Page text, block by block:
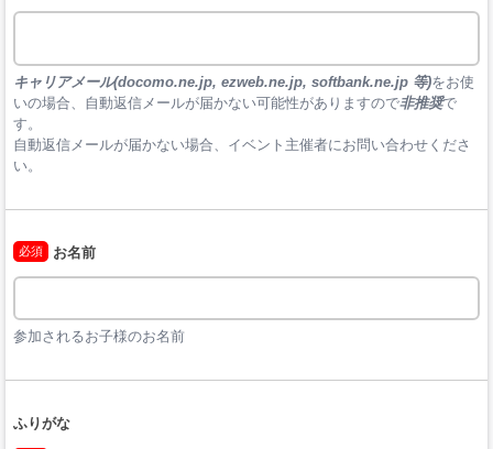
キャリアメール(docomo.ne.jp, ezweb.ne.jp, softbank.ne.jp 等)をお使
いの場合、自動返信メールが届かない可能性がありますので非推奨で
す。
自動返信メールが届かない場合、イベント主催者にお問い合わせくださ
い。
必須 お名前
参加されるお子様のお名前
ふりがな